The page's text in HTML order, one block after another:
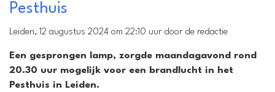
Pesthuis
Leiden, 12 augustus 2024 om 22:10 uur door de redactie
Een gesprongen lamp, zorgde maandagavond rond
20.30 uur mogelijk voor een brandlucht in het
Pesthuis in Leiden.